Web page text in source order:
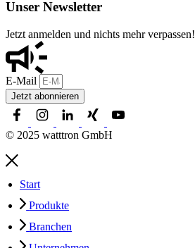
Unser Newsletter
Jetzt anmelden und nichts mehr verpassen!
E-Mail
Jetzt abonnieren
© 2025 watttron GmbH
Start
Produkte
Branchen